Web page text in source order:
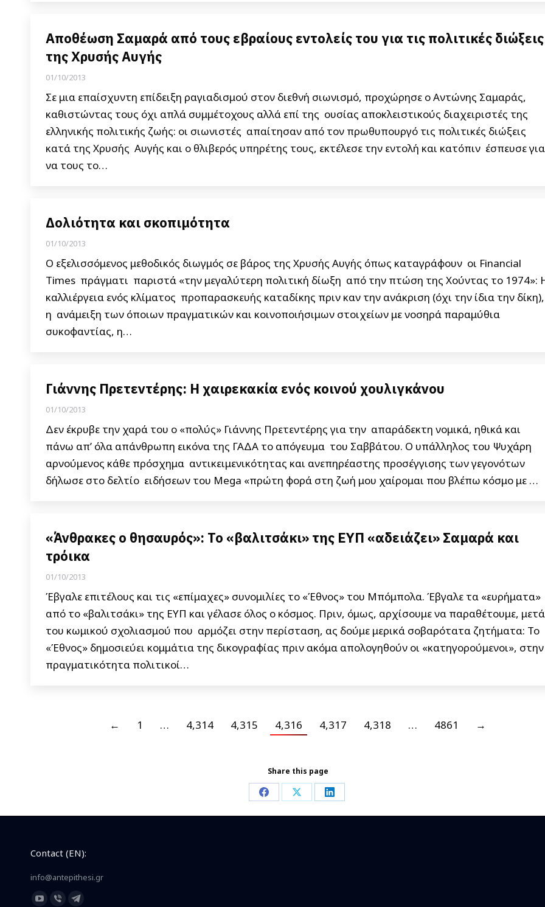
Αποθέωση Σαμαρά από τους εβραίους εντολείς του για τις πολιτικές διώξεις
της Χρυσής Αυγής
01/10/2013
Σε μια επαίσχυντη επίδειξη ραγιαδισμού στον διεθνή σιωνισμό, προχώρησε ο Αντώνης Σαμαράς,
καθιστώντας τους όχι απλά συμμέτοχους αλλά επί της ουσίας αποκλειστικούς διαχειριστές της
ελληνικής πολιτικής ζωής: οι σιωνιστές απαίτησαν από τον πρωθυπουργό τις πολιτικές διώξεις
κατά της Χρυσής Αυγής και ο θλιβερός υπηρέτης τους, εκτέλεσε την εντολή και κατόπιν έσπευσε για
να τους το…
Δολιότητα και σκοπιμότητα
01/10/2013
Ο εξελισσόμενος μεθοδικός διωγμός σε βάρος της Χρυσής Αυγής όπως καταγράφουν οι Financial
Times πράγματι παριστά «την μεγαλύτερη πολιτική δίωξη από την πτώση της Χούντας το 1974»:
καλλιέργεια ενός κλίματος προπαρασκευής καταδίκης πριν καν την ανάκριση (όχι την ίδια την δίκη),
η ανάμειξη των όποιων πραγματικών και κοινοποιήσιμων στοιχείων με νοσηρά παραμύθια
συκοφαντίας, η…
Γιάννης Πρετεντέρης: Η χαιρεκακία ενός κοινού χουλιγκάνου
01/10/2013
Δεν έκρυβε την χαρά του ο «πολύς» Γιάννης Πρετεντέρης για την απαράδεκτη νομικά, ηθικά και
πάνω απ’ όλα απάνθρωπη εικόνα της ΓΑΔΑ το απόγευμα του Σαββάτου. Ο υπάλληλος του Ψυχάρη
αρνούμενος κάθε πρόσχημα αντικειμενικότητας και ανεπηρέαστης προσέγγισης των γεγονότων
δήλωσε στο δελτίο ειδήσεων του Mega «πρώτη φορά στη ζωή μου χαίρομαι που βλέπω κόσμο με …
«Άνθρακες ο θησαυρός»: Το «βαλιτσάκι» της ΕΥΠ «αδειάζει» Σαμαρά και
τρόικα
01/10/2013
Έβγαλε επιτέλους και τις «επίμαχες» συνομιλίες το «Έθνος» του Μπόμπολα. Έβγαλε τα «ευρήματα»
από το «βαλιτσάκι» της ΕΥΠ και γέλασε όλος ο κόσμος. Πριν, όμως, αρχίσουμε να παραθέτουμε, μετά
του κωμικού σχολιασμού που αρμόζει στην περίσταση, ας δούμε μερικά σοβαρότατα ζητήματα: Το
«Έθνος» δημοσιεύει κομμάτια της δικογραφίας πριν ακόμα απολογηθούν οι «κατηγορούμενοι», στην
πραγματικότητα πολιτικοί…
← 1 … 4,314 4,315 4,316 4,317 4,318 … 4861 →
Share this page
Share
on
Share
on
Share
on
Contact (EN):
info@antepithesi.gr
Find us on: